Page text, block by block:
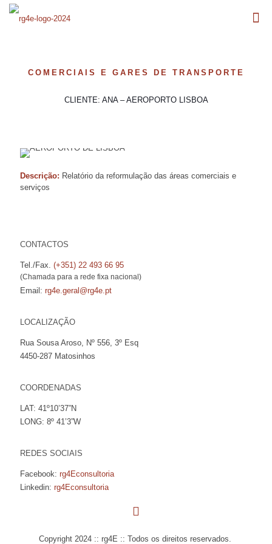
COMERCIAIS E GARES DE TRANSPORTE
CLIENTE: ANA – AEROPORTO LISBOA
Descrição: Relatório da reformulação das áreas comerciais e
serviços
CONTACTOS
Tel./Fax. (+351) 22 493 66 95
(Chamada para a rede fixa nacional)
Email: rg4e.geral@rg4e.pt
LOCALIZAÇÃO
Rua Sousa Aroso, Nº 556, 3º Esq
4450-287 Matosinhos
COORDENADAS
LAT: 41º10’37”N
LONG: 8º 41’3”W
REDES SOCIAIS
Facebook: rg4Econsultoria
Linkedin: rg4Econsultoria
Copyright 2024 :: rg4E :: Todos os direitos reservados.